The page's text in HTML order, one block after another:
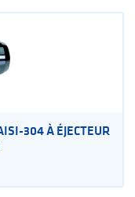
304 À ÉJECTEUR